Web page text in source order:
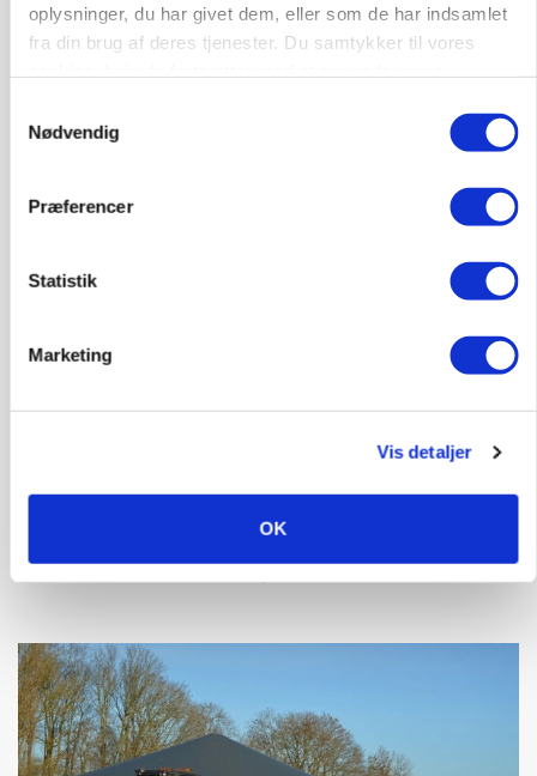
oplysninger, du har givet dem, eller som de har indsamlet
fra din brug af deres tjenester. Du samtykker til vores
Nødvendig
Præferencer
Statistik
Marketing
Vis detaljer
OK
MARKED
Fugleinfluenza: Udvikling vækker bekymring hos
Kvinderne går mest op i madspild, men smider
Annonce
Loading...